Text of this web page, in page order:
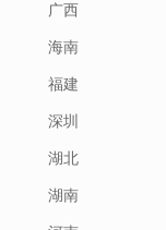
广西
海南
福建
深圳
湖北
湖南